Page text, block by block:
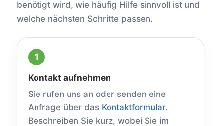
benötigt wird, wie häufig Hilfe sinnvoll ist und
welche nächsten Schritte passen.
Kontakt aufnehmen
Sie rufen uns an oder senden eine
Anfrage über das Kontaktformular.
Beschreiben Sie kurz, wobei Sie im